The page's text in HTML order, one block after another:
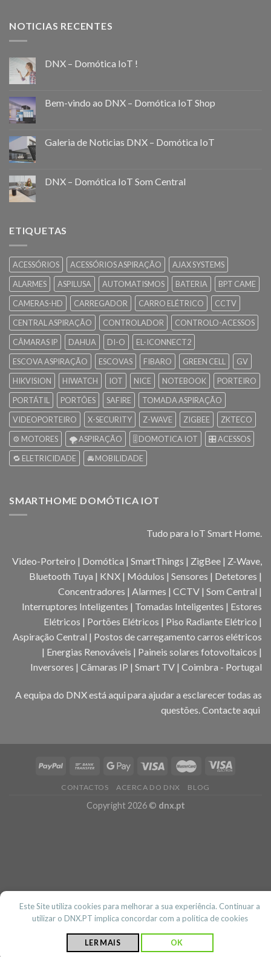
NOTICIAS RECENTES
DNX – Domótica IoT !
Bem-vindo ao DNX – Domótica IoT Shop
Galeria de Noticias DNX – Domótica IoT
DNX – Domótica IoT Som Central
ETIQUETAS
ACESSÓRIOS ACESSÓRIOS ASPIRAÇÃO
AJAX SYSTEMS
ALARMES
ASPILUSA AUTOMATISMOS BATERIA
BPT CAME
CAMERAS-HD
CARREGADOR CARRO ELÉTRICO
CCTV
CENTRAL ASPIRAÇÃO
CONTROLADOR
CONTROLO-ACESSOS
CÂMARAS IP
DAHUA DI-O
EL-ICONNECT2
ESCOVA ASPIRAÇÃO
ESCOVAS FIBARO GREEN CELL
GV
HIKVISION
HIWATCH IOT NICE NOTEBOOK
PORTEIRO
PORTÁTIL
PORTÕES SAFIRE
TOMADA ASPIRAÇÃO
VIDEOPORTEIRO
X-SECURITY Z-WAVE ZIGBEE
ZKTECO
⚙️ MOTORES
🌪️ ASPIRAÇÃO 🎚️ DOMOTICA IOT
🎛️ ACESSOS
🔁 ELETRICIDADE
🚘 MOBILIDADE
SMARTHOME DOMÓTICA IOT
Tudo para IoT Smart Home.
Video-Porteiro | Domótica | SmartThings | ZigBee | Z-Wave,
Bluetooth Tuya | KNX | Módulos | Sensores | Detetores |
Concentradores | Alarmes | CCTV | Som Central |
Interruptores Inteligentes | Tomadas Inteligentes | Estores
Elétricos | Portões Elétricos | Piso Radiante Elétrico |
Aspiração Central | Postos de carregamento carros elétricos
| Energias Renováveis | Paineis solares fotovoltaicos |
Inversores | Câmaras IP | Smart TV | Coimbra - Portugal
A equipa do DNX está aqui para ajudar a esclarecer todas as
questões. Contacte aqui
CONTACTOS ACERCA DO DNX BLOG
Copyright 2026 © dnx.pt
Este Site utiliza cookies para melhorar a sua experiência. Continuar a
utilizar o DNX.PT implica concordar com a politica de cookies